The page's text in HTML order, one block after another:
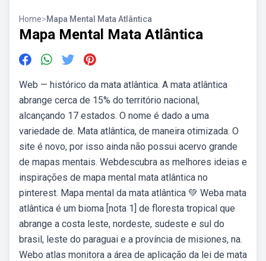
Home>Mapa Mental Mata Atlântica
Mapa Mental Mata Atlântica
Web — histórico da mata atlântica. A mata atlântica
abrange cerca de 15% do território nacional,
alcançando 17 estados. O nome é dado a uma
variedade de. Mata atlântica, de maneira otimizada. O
site é novo, por isso ainda não possui acervo grande
de mapas mentais. Webdescubra as melhores ideias e
inspirações de mapa mental mata atlântica no
pinterest. Mapa mental da mata atlântica 💚 Weba mata
atlântica é um bioma [nota 1] de floresta tropical que
abrange a costa leste, nordeste, sudeste e sul do
brasil, leste do paraguai e a província de misiones, na.
Webo atlas monitora a área de aplicação da lei de mata